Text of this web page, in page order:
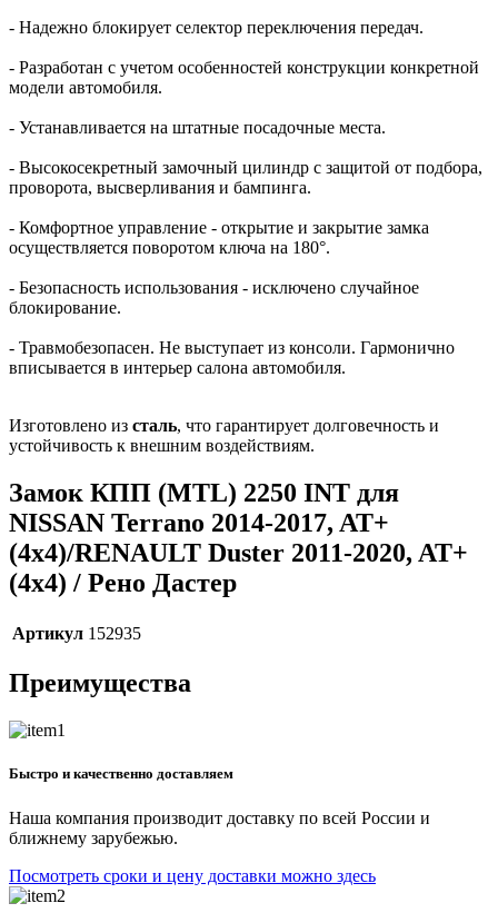
- Надежно блокирует селектор переключения передач.
- Разработан с учетом особенностей конструкции конкретной
модели автомобиля.
- Устанавливается на штатные посадочные места.
- Высокосекретный замочный цилиндр с защитой от подбора,
проворота, высверливания и бампинга.
- Комфортное управление - открытие и закрытие замка
осуществляется поворотом ключа на 180°.
- Безопасность использования - исключено случайное
блокирование.
- Травмобезопасен. Не выступает из консоли. Гармонично
вписывается в интерьер салона автомобиля.
Изготовлено из сталь, что гарантирует долговечность и
устойчивость к внешним воздействиям.
Замок КПП (MTL) 2250 INT для
NISSAN Terrano 2014-2017, AT+
(4x4)/RENAULT Duster 2011-2020, AT+
(4x4) / Рено Дастер
Артикул 152935
Преимущества
Быстро и качественно доставляем
Наша компания производит доставку по всей России и
ближнему зарубежью.
Посмотреть сроки и цену доставки можно здесь